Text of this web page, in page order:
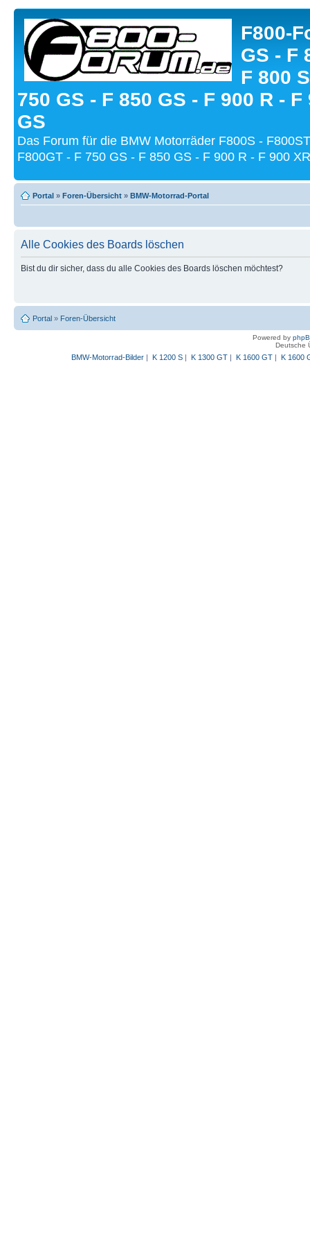
F800-
GS - F
F 800
750 GS - F 850 GS - F 900 R - F
GS
Das Forum für die BMW Motorräder F800S -
F800GT - F 750 GS - F 850 GS - F 900 R - F 900
Portal » Foren-Übersicht » BMW-Motorrad-Portal
Alle Cookies des Boards löschen
Bist du dir sicher, dass du alle Cookies des Boards löschen möchtest?
Portal » Foren-Übersicht
Powered by
Deutsche
BMW-Motorrad-Bilder| K 1200 S| K 1300 GT| K 1600 GT| K 1600